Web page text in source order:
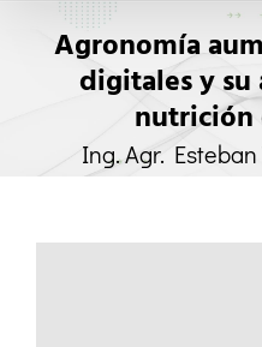
Agronomía
digitales y su
nutrición
Ing. Agr. Esteban